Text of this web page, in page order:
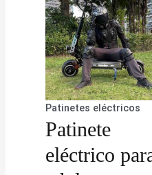
Patinetes eléctricos
Patinete
eléctrico